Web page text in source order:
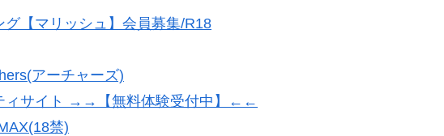
【マリッシュ】会員募集/R18
アーチャーズ)
ィサイト →→【無料体験受付中】←←
禁)